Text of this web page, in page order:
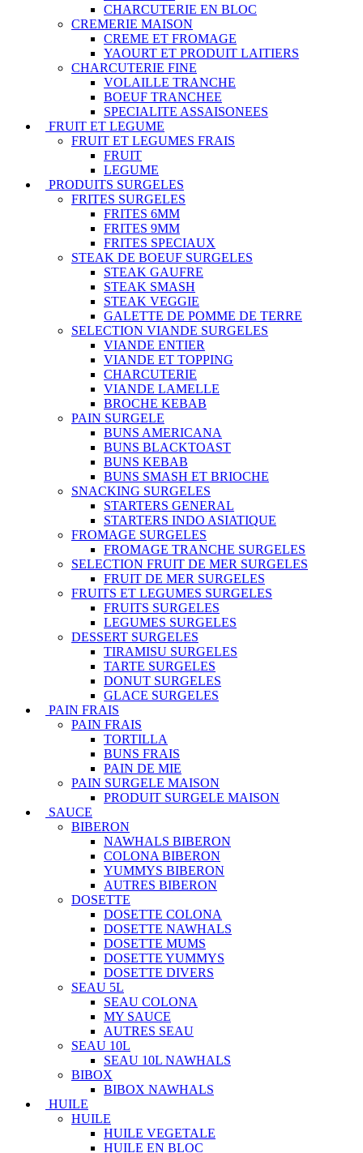
CHARCUTERIE EN BLOC
CREMERIE MAISON
CREME ET FROMAGE
YAOURT ET PRODUIT LAITIERS
CHARCUTERIE FINE
VOLAILLE TRANCHE
BOEUF TRANCHEE
SPECIALITE ASSAISONEES
FRUIT ET LEGUME
FRUIT ET LEGUMES FRAIS
FRUIT
LEGUME
PRODUITS SURGELES
FRITES SURGELES
FRITES 6MM
FRITES 9MM
FRITES SPECIAUX
STEAK DE BOEUF SURGELES
STEAK GAUFRE
STEAK SMASH
STEAK VEGGIE
GALETTE DE POMME DE TERRE
SELECTION VIANDE SURGELES
VIANDE ENTIER
VIANDE ET TOPPING
CHARCUTERIE
VIANDE LAMELLE
BROCHE KEBAB
PAIN SURGELE
BUNS AMERICANA
BUNS BLACKTOAST
BUNS KEBAB
BUNS SMASH ET BRIOCHE
SNACKING SURGELES
STARTERS GENERAL
STARTERS INDO ASIATIQUE
FROMAGE SURGELES
FROMAGE TRANCHE SURGELES
SELECTION FRUIT DE MER SURGELES
FRUIT DE MER SURGELES
FRUITS ET LEGUMES SURGELES
FRUITS SURGELES
LEGUMES SURGELES
DESSERT SURGELES
TIRAMISU SURGELES
TARTE SURGELES
DONUT SURGELES
GLACE SURGELES
PAIN FRAIS
PAIN FRAIS
TORTILLA
BUNS FRAIS
PAIN DE MIE
PAIN SURGELE MAISON
PRODUIT SURGELE MAISON
SAUCE
BIBERON
NAWHALS BIBERON
COLONA BIBERON
YUMMYS BIBERON
AUTRES BIBERON
DOSETTE
DOSETTE COLONA
DOSETTE NAWHALS
DOSETTE MUMS
DOSETTE YUMMYS
DOSETTE DIVERS
SEAU 5L
SEAU COLONA
MY SAUCE
AUTRES SEAU
SEAU 10L
SEAU 10L NAWHALS
BIBOX
BIBOX NAWHALS
HUILE
HUILE
HUILE VEGETALE
HUILE EN BLOC